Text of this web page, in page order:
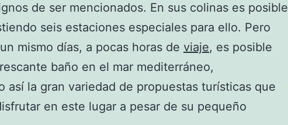
de ser mencionados. En sus colinas es posible
seis estaciones especiales para ello. Pero
mismo días, a pocas horas de viaje, es posible
baño en el mar mediterráneo,
así la gran variedad de propuestas turísticas que
en este lugar a pesar de su pequeño